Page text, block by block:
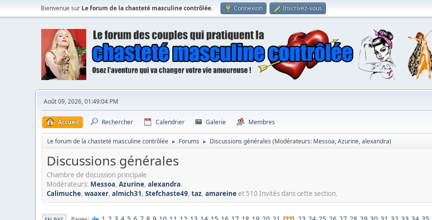
Bienvenue sur Le forum de la chasteté masculine contrôlée. Connexion Inscrivez-vous
Août 09, 2026, 01:49:04 PM
Accueil Rechercher Calendrier Galerie Membres
Le forum de la chasteté masculine contrôlée ► Forums ► Discussions générales (Modérateurs: Messoa,Azurine,alexandra)
Discussions générales
Chambre de discussion principale
Modérateurs: Messoa, Azurine, alexandra.
Calimuche, waaxer, almich31, Stefchaste49, taz, amareine et 510 Invités dans cette section.